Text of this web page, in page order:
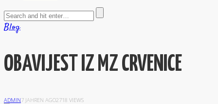
Blog
OBAVIJEST IZ MZ CRVENICE
ADMIN7 JAHREN AGO2718 VIEWS